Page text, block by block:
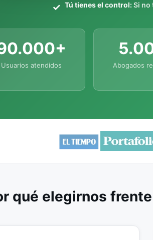
Tú tienes el control:Si no
Usuarios atendidos Abogados
qué elegirnos